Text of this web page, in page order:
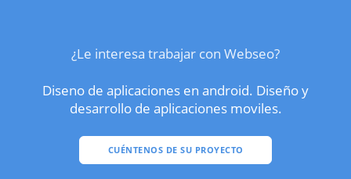
¿Le interesa trabajar con Webseo?
Diseno de aplicaciones en android. Diseño y
desarrollo de aplicaciones moviles.
CUÉNTENOS DE SU PROYECTO